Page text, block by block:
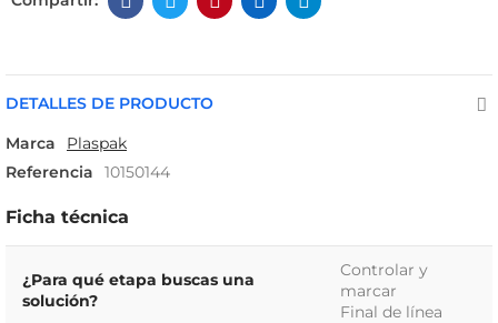
DETALLES DE PRODUCTO
Marca
Plaspak
Referencia
10150144
Ficha técnica
¿Para qué etapa buscas una
solución?
Controlar y
marcar
Final de línea